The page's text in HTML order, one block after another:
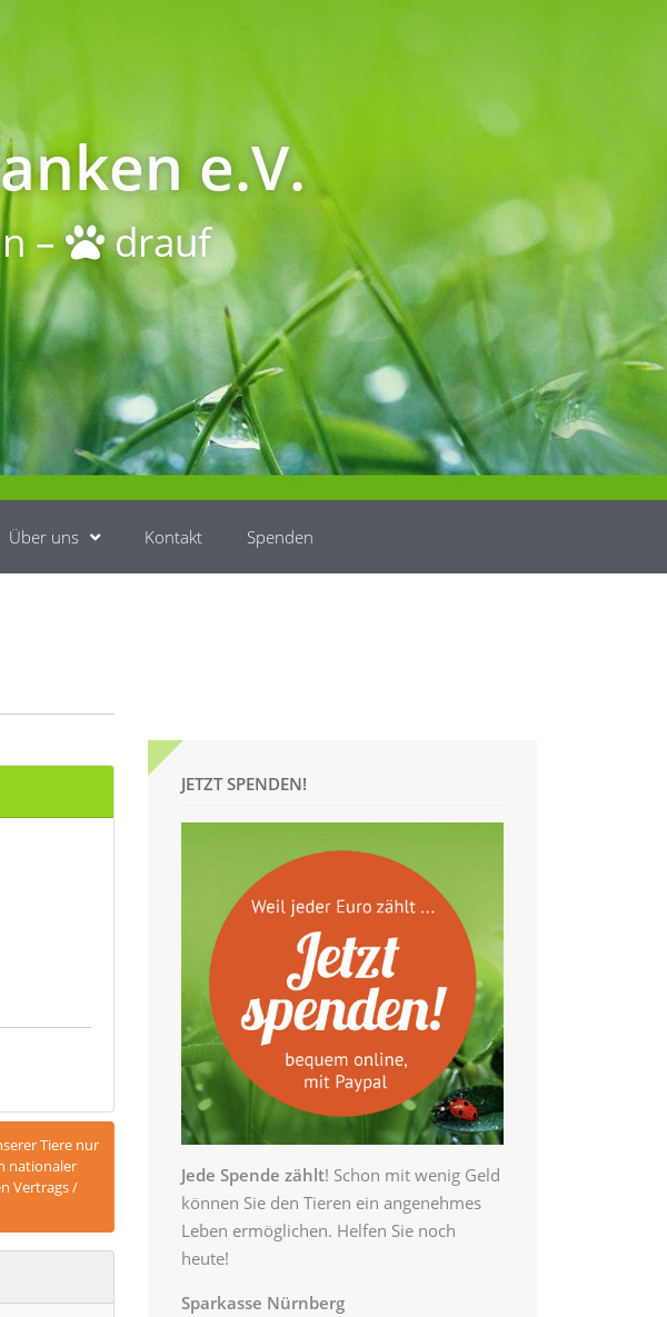
e.V.
– drauf
Über uns Kontakt Spenden
Tiere nur
nationaler
Vertrags /
JETZT SPENDEN!
Jede Spende zählt! Schon mit wenig Geld
können Sie den Tieren ein angenehmes
Leben ermöglichen. Helfen Sie noch
heute!
Sparkasse Nürnberg